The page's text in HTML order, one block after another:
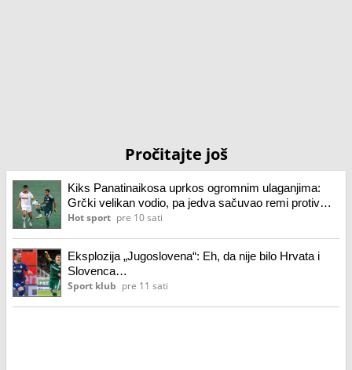
Pročitajte još
Kiks Panatinaikosa uprkos ogromnim ulaganjima:
Grčki velikan vodio, pa jedva sačuvao remi protiv
CSKA 1948!
Hot sport pre 10 sati
Eksplozija „Jugoslovena“: Eh, da nije bilo Hrvata i
Slovenca…
Sport klub pre 11 sati